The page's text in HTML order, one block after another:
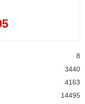
8
3440
4163
14495